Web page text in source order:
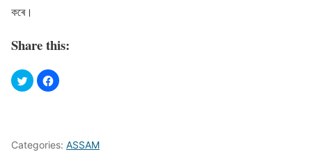
কৰে।
Share this:
Categories: ASSAM